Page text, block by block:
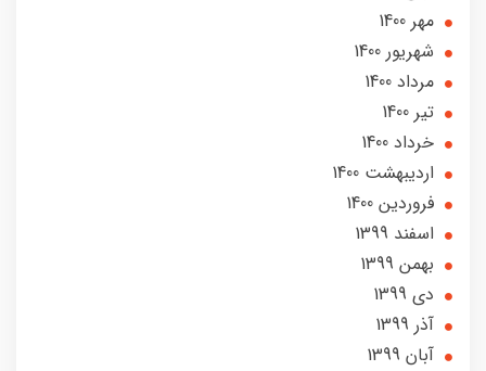
مهر 1400
شهریور 1400
مرداد 1400
تير 1400
خرداد 1400
ارديبهشت 1400
فروردین 1400
اسفند 1399
بهمن 1399
دی 1399
آذر 1399
آبان 1399